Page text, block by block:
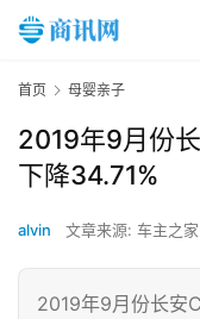
首页 母婴亲子
2019年9月份
下降34.71%
alvin 文章来源: 车主之家
2019年9月份长安